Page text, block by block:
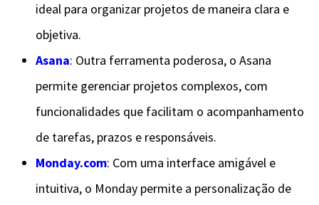
ideal para organizar projetos de maneira clara e
objetiva.
Asana: Outra ferramenta poderosa, o Asana
permite gerenciar projetos complexos, com
funcionalidades que facilitam o acompanhamento
de tarefas, prazos e responsáveis.
Monday.com: Com uma interface amigável e
intuitiva, o Monday permite a personalização de